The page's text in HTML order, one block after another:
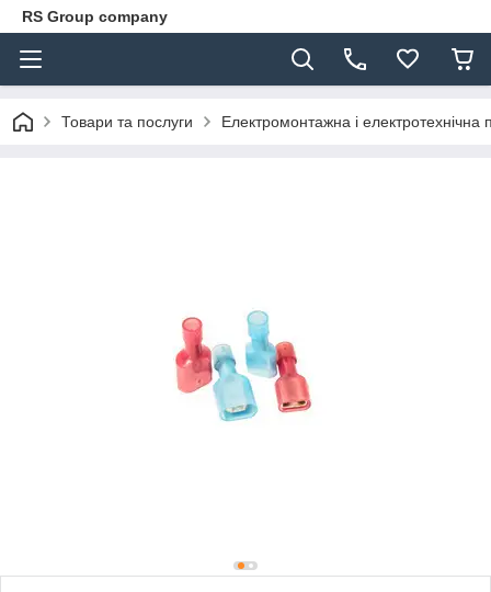
RS Group company
Товари та послуги Електромонтажна і електротехнічна